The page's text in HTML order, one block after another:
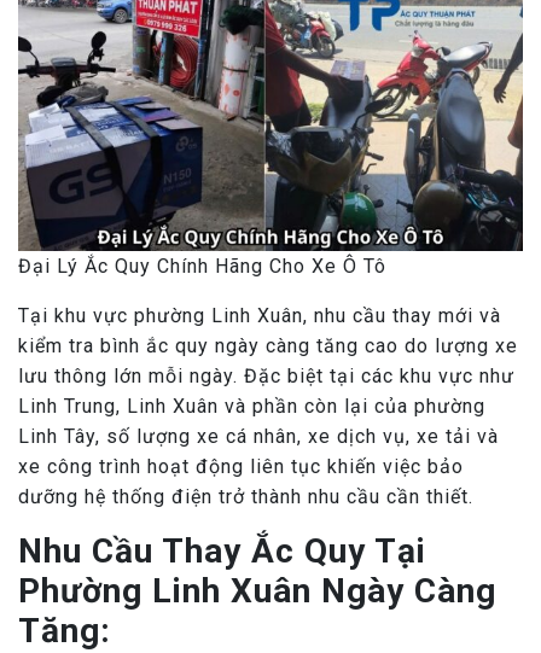
Đại Lý Ắc Quy Chính Hãng Cho Xe Ô Tô
Tại khu vực phường Linh Xuân, nhu cầu thay mới và
kiểm tra bình ắc quy ngày càng tăng cao do lượng xe
lưu thông lớn mỗi ngày. Đặc biệt tại các khu vực như
Linh Trung, Linh Xuân và phần còn lại của phường
Linh Tây, số lượng xe cá nhân, xe dịch vụ, xe tải và
xe công trình hoạt động liên tục khiến việc bảo
dưỡng hệ thống điện trở thành nhu cầu cần thiết.
Nhu Cầu Thay Ắc Quy Tại
Phường Linh Xuân Ngày Càng
Tăng: